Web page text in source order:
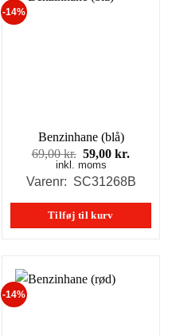
-14%
Benzinhane (blå)
69,00kr. Den
oprindelige
pris
69,00 kr..
59,00kr.
pris
59,00
inkl. moms
Varenr: SC31268B
Tilføj til kurv
-14%